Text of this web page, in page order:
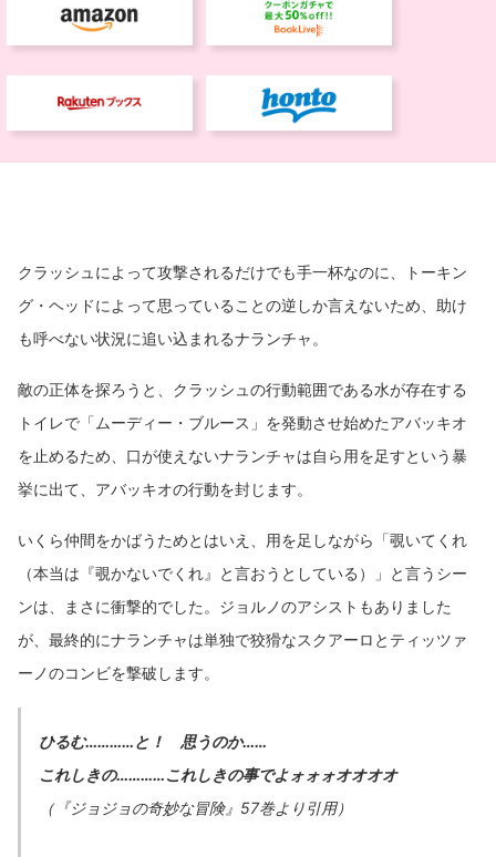
クラッシュによって攻撃されるだけでも手一杯なのに、トーキン
グ・ヘッドによって思っていることの逆しか言えないため、助け
も呼べない状況に追い込まれるナランチャ。
敵の正体を探ろうと、クラッシュの行動範囲である水が存在する
トイレで「ムーディー・ブルース」を発動させ始めたアバッキオ
を止めるため、口が使えないナランチャは自ら用を足すという暴
挙に出て、アバッキオの行動を封じます。
いくら仲間をかばうためとはいえ、用を足しながら「覗いてくれ
（本当は『覗かないでくれ』と言おうとしている）」と言うシー
ンは、まさに衝撃的でした。ジョルノのアシストもありました
が、最終的にナランチャは単独で狡猾なスクアーロとティッツァ
ーノのコンビを撃破します。
ひるむ…………と！ 思うのか……
これしきの…………これしきの事でよォォォオオオオ
（『ジョジョの奇妙な冒険』57巻より引用）